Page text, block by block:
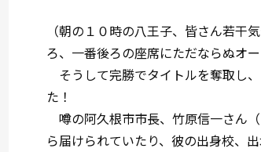
（朝の１０時の八王子、皆さん若干
ろ、一番後ろの座席にただならぬオ
そうして完勝でタイトルを奪取し
た！
噂の阿久根市市長、竹原信一さん
ら届けられていたり、彼の出身校、